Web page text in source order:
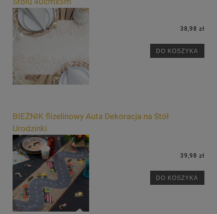
38,98 zł
DO KOSZYKA
BIEŻNIK flizelinowy Auta Dekoracja na Stół
Urodzinki
39,98 zł
DO KOSZYKA